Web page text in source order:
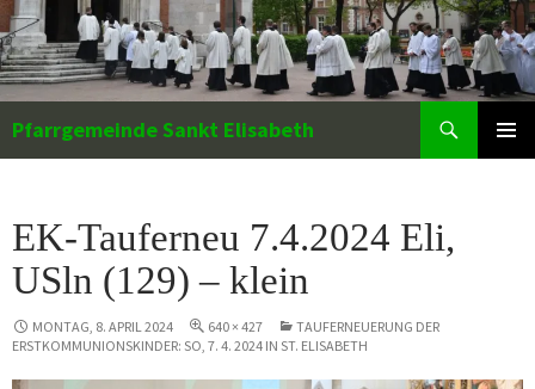
Zum
Inhalt
springen
Pfarrgemeinde Sankt Elisabeth
EK-Tauferneu 7.4.2024 Eli,
USln (129) – klein
MONTAG, 8. APRIL 2024 640 × 427
TAUFERNEUERUNG DER
ERSTKOMMUNIONSKINDER: SO, 7. 4. 2024 IN ST. ELISABETH